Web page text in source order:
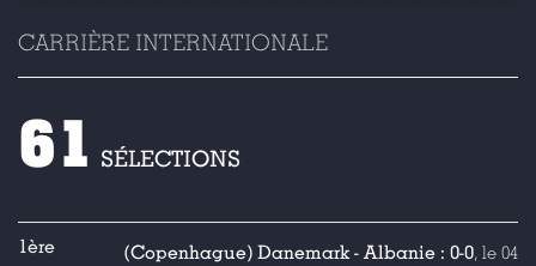
CARRIÈRE INTERNATIONALE
61 SÉLECTIONS
1ère
(Copenhague) Danemark - Albanie : 0-0, le 04